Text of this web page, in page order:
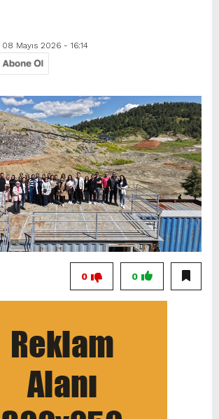
08 Mayıs 2026 - 16:14
0
0